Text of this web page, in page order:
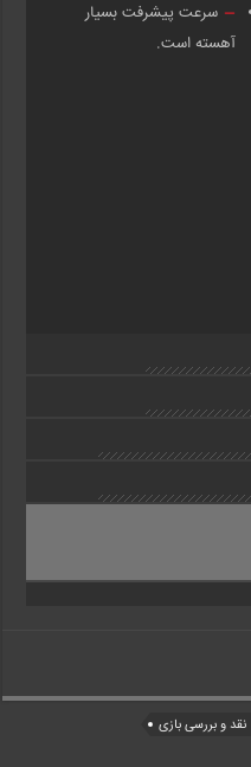
سرعت پیشرفت بسیار
آهسته است.
نقد و بررسی بازی